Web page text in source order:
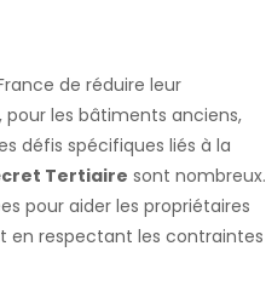
de réduire leur
pour les bâtiments anciens,
défis spécifiques liés à la
Tertiaire sont nombreux.
pour aider les propriétaires
en respectant les contraintes